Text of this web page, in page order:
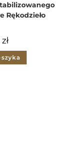
Rękodzieło
zł